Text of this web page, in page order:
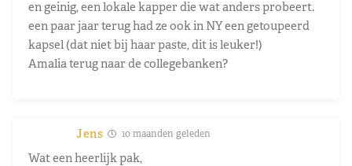
en geinig, een lokale kapper die wat anders probeert.
een paar jaar terug had ze ook in NY een getoupeerd
kapsel (dat niet bij haar paste, dit is leuker!)
Amalia terug naar de collegebanken?
Jens 10 maanden geleden
Wat een heerlijk pak,